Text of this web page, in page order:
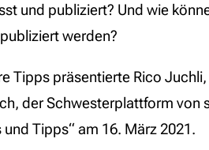
und publiziert? Und wie
werden?
Tipps präsentierte Rico
der Schwesterplattform von
und Tipps“ am 16. März 2021.